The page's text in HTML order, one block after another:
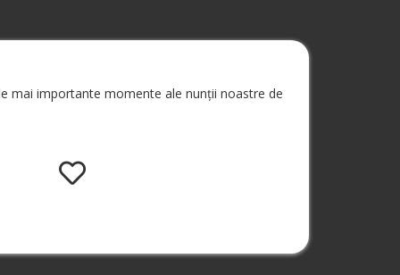
mai importante momente ale nunții noastre de